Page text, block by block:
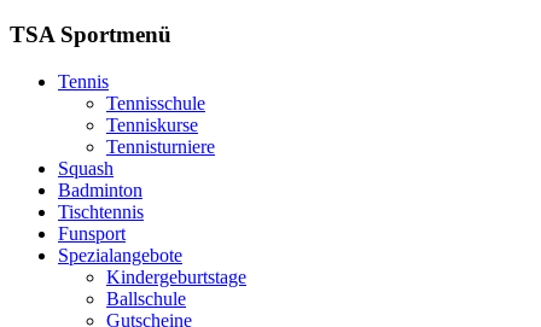
TSA Sportmenü
Tennis
Tennisschule
Tenniskurse
Tennisturniere
Squash
Badminton
Tischtennis
Funsport
Spezialangebote
Kindergeburtstage
Ballschule
Gutscheine